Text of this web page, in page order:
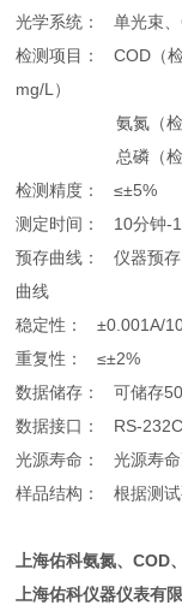
光学系统： 单光束、
检测项目： COD（
mg/L）
氨氮（检测范
总磷（检测范
检测精度： ≤±5%
测定时间： 10分钟-
预存曲线： 仪器预存
曲线
稳定性： ±0.001A/
重复性： ≤±2%
数据储存： 可储存
数据接口： RS-
光源寿命： 光源寿命
样品结构： 根据测试
上海佑科氨氮、
上海佑科仪器仪表有